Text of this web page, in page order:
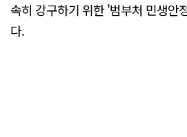
속히 강구하기 위한 '범부처 민생안
다.